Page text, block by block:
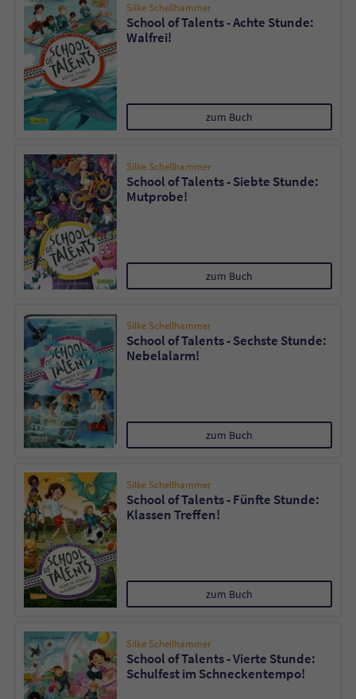
Silke Schellhammer
School of Talents - Achte Stunde:
Walfrei!
zum Buch
Silke Schellhammer
School of Talents - Siebte Stunde:
Mutprobe!
zum Buch
Silke Schellhammer
School of Talents - Sechste Stunde:
Nebelalarm!
zum Buch
Silke Schellhammer
School of Talents - Fünfte Stunde:
Klassen Treffen!
zum Buch
Silke Schellhammer
School of Talents - Vierte Stunde:
Schulfest im Schneckentempo!